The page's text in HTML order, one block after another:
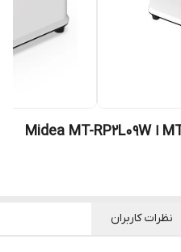
توستر میدیا مدل MT-RP2L09W ا Midea MT-RP2L09W
نظرات کاربران